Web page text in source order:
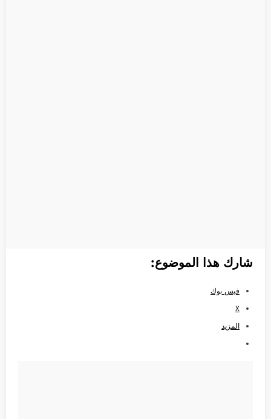
شارك هذا الموضوع:
فيس بوك
X
المزيد